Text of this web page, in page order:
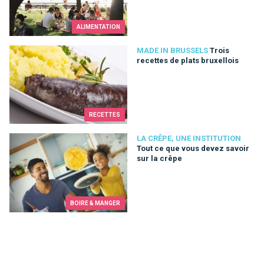
ALIMENTATION
RECETTES
MADE IN BRUSSELS Trois
recettes de plats bruxellois
Trois recettes de plats bruxellois
BOIRE & MANGER
LA CRÊPE, UNE INSTITUTION
Tout ce que vous devez savoir
sur la crêpe
Tout ce que vous devez savoir sur la crêpe